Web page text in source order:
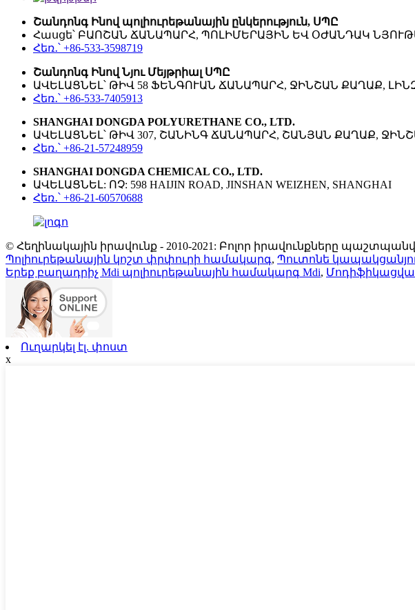
Շանդոնգ Ինով պոլիուրեթանային ընկերություն, ՍՊԸ
Հասցե՝ ԲԱՈՇԱՆ ՃԱՆԱՊԱՐՀ, ՊՈԼԻՄԵՐԱՅԻՆ ԵՎ ՕԺԱՆԴԱԿ
Հեռ․՝ +86-533-3598719
Շանդոնգ Ինով Նյու Մեյթրիալ ՍՊԸ
ԱՎԵԼԱՑՆԵԼ՝ ԹԻՎ 58 ՖԵՆԳՈՒԱՆ ՃԱՆԱՊԱՐՀ, ՋԻՆՇԱՆ ՔԱՂԱՔ,
Հեռ․՝ +86-533-7405913
SHANGHAI DONGDA POLYURETHANE CO., LTD.
ԱՎԵԼԱՑՆԵԼ՝ ԹԻՎ 307, ՇԱՆԻՆԳ ՃԱՆԱՊԱՐՀ, ՇԱՆՅԱՆ ՔԱՂԱՔ,
Հեռ․՝ +86-21-57248959
SHANGHAI DONGDA CHEMICAL CO., LTD.
ԱՎԵԼԱՑՆԵԼ: ՈՉ: 598 HAIJIN ROAD, JINSHAN WEIZHEN, SHANGHAI
Հեռ․՝ +86-21-60570688
© Հեղինակային իրավունք - 2010-2021: Բոլոր իրավունքները
Պոլիուրեթանային կոշտ փրփուրի համակարգ, Պուտոնե
Երեք բաղադրիչ Mdi պոլիուրեթանային համակարգ Mdi,
Ուղարկել էլ. փոստ
x